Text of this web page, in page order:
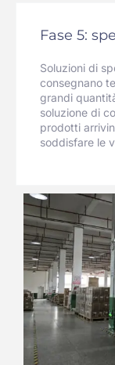
Fase 5:
Soluzioni di
consegnano
grandi
soluzione di
prodotti
soddisfare le